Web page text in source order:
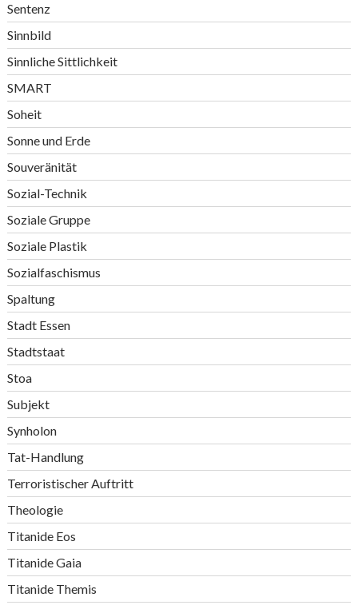
Sentenz
Sinnbild
Sinnliche Sittlichkeit
SMART
Soheit
Sonne und Erde
Souveränität
Sozial-Technik
Soziale Gruppe
Soziale Plastik
Sozialfaschismus
Spaltung
Stadt Essen
Stadtstaat
Stoa
Subjekt
Synholon
Tat-Handlung
Terroristischer Auftritt
Theologie
Titanide Eos
Titanide Gaia
Titanide Themis